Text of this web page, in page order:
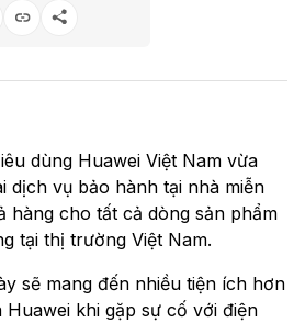
dùng Huawei Việt Nam vừa
dịch vụ bảo hành tại nhà miễn
hàng cho tất cả dòng sản phẩm
tại thị trường Việt Nam.
sẽ mang đến nhiều tiện ích hơn
khi gặp sự cố với điện